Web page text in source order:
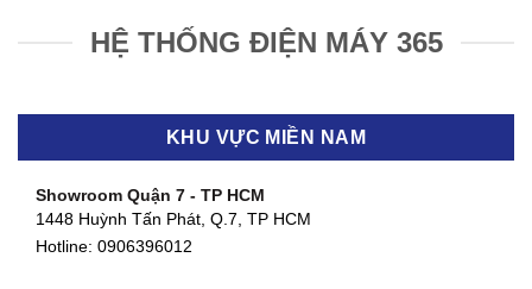
HỆ THỐNG ĐIỆN MÁY 365
KHU VỰC MIỀN NAM
Showroom Quận 7 - TP HCM
1448 Huỳnh Tấn Phát, Q.7, TP HCM
Hotline: 0906396012